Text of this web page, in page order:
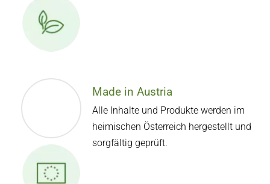
Made in Austria
Alle Inhalte und Produkte werden im
heimischen Österreich hergestellt und
sorgfältig geprüft.